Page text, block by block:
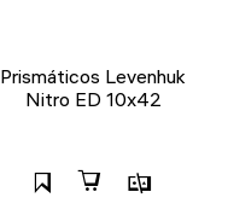
Prismáticos Levenhuk
Nitro ED 10x42